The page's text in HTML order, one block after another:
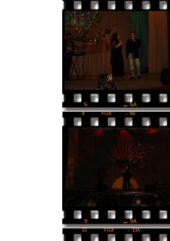
5 → 5A
9 FUJI → 9A
9 → 9A
13 FUJI → 13A